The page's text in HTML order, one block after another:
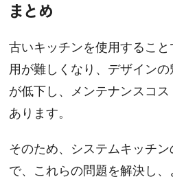
まとめ
古いキッチンを使用するこ
用が難しくなり、デザイン
が低下し、メンテナンスコ
あります。
そのため、システムキッチ
で、これらの問題を解決し